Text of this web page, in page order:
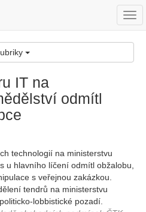
IT na
odmítl
technologií na ministerstvu
u hlavního líčení odmítl obžalobu,
s veřejnou zakázkou.
tendrů na ministerstvu
lobbistické pozadí.